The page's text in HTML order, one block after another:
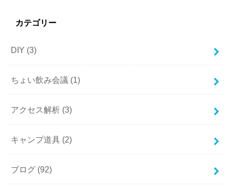
カテゴリー
DIY (3)
ちょい飲み会議 (1)
アクセス解析 (3)
キャンプ道具 (2)
ブログ (92)